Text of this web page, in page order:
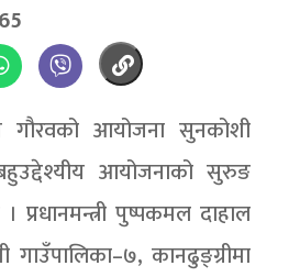
गौरवको आयोजना सुनकोशी
आयोजनाको सुरुङ
प्रधानमन्त्री पुष्पकमल दाहाल
गाउँपालिका–७, कानढुङ्ग्रीमा